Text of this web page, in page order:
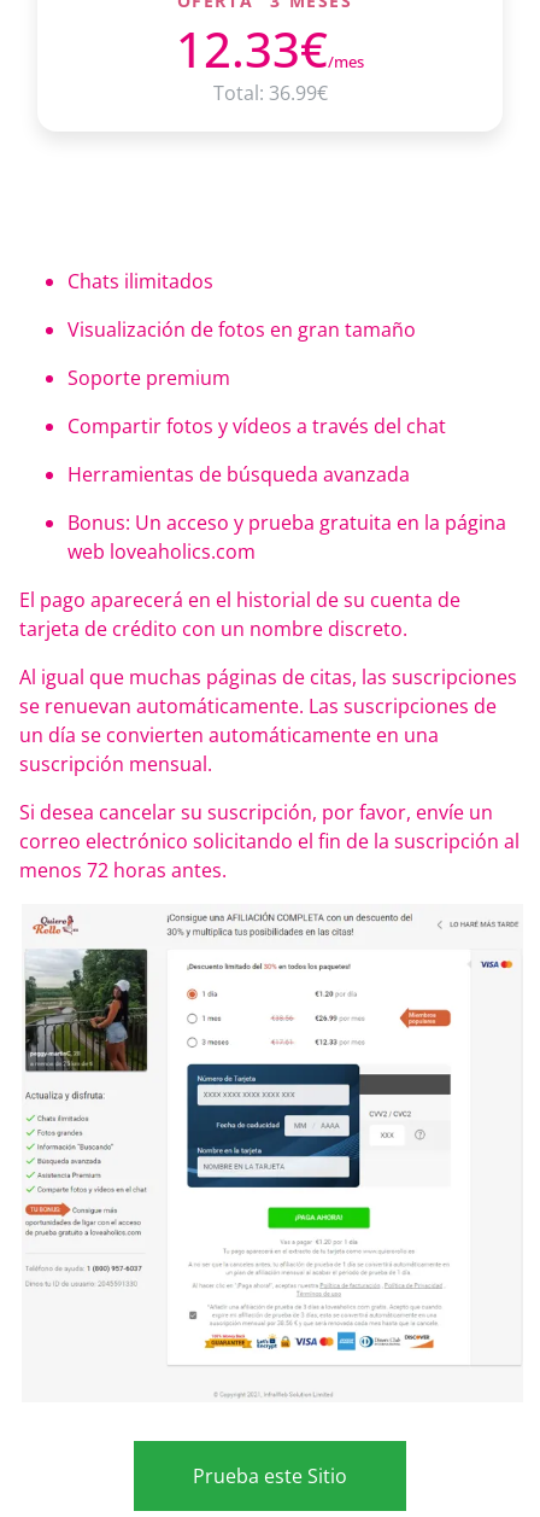
12.33€/mes
Total: 36.99€
Chats ilimitados
Visualización de fotos en gran tamaño
Soporte premium
Compartir fotos y vídeos a través del chat
Herramientas de búsqueda avanzada
Bonus: Un acceso y prueba gratuita en la página
web loveaholics.com
El pago aparecerá en el historial de su cuenta de
tarjeta de crédito con un nombre discreto.
Al igual que muchas páginas de citas, las suscripciones
se renuevan automáticamente. Las suscripciones de
un día se convierten automáticamente en una
suscripción mensual.
Si desea cancelar su suscripción, por favor, envíe un
correo electrónico solicitando el fin de la suscripción al
menos 72 horas antes.
Prueba este Sitio